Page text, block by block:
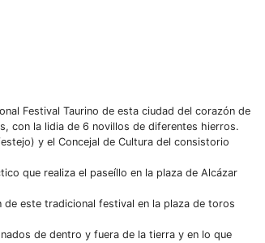
Festival Taurino de esta ciudad del corazón de
con la lidia de 6 novillos de diferentes hierros.
y el Concejal de Cultura del consistorio
que realiza el paseíllo en la plaza de Alcázar
este tradicional festival en la plaza de toros
de dentro y fuera de la tierra y en lo que